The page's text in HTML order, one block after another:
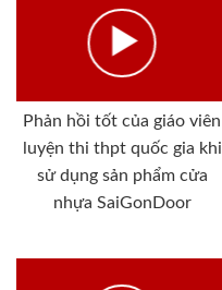
Phản hồi tốt của giáo viên
luyện thi thpt quốc gia khi
sử dụng sản phẩm cửa
nhựa SaiGonDoor